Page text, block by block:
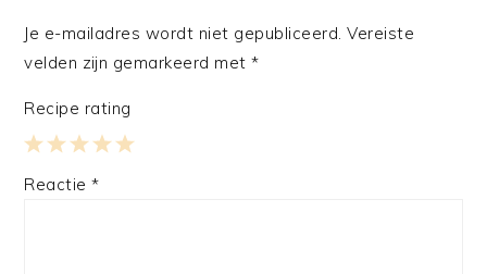
Je e-mailadres wordt niet gepubliceerd. Vereiste
velden zijn gemarkeerd met*
Recipe rating
4
3
2
1
Reactie*